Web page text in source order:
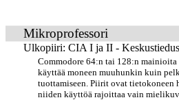
Mikroprofessori
Ulkopiiri: CIA I ja II -
Commodore 64:n tai 128:n
käyttää moneen muuhunkin kuin
tuottamiseen. Piirit ovat tietokoneen
niiden käyttöä rajoittaa vain